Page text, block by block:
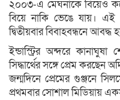
২০০৩-এ মেঘনাকে বিয়েও
বিয়ে নাকি ভেঙে যায়। এই
দ্বিতীয়বার বিবাহবন্ধনে আবদ্ধ
ইন্ডাস্ট্রির অন্দরে
সিদ্ধার্থের সঙ্গে প্রেম
জন্মদিনে প্রেমের গুঞ্জনে
প্রথমবার সোশাল মিডিয়ায়